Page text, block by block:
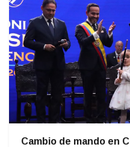
Cambio de mando en